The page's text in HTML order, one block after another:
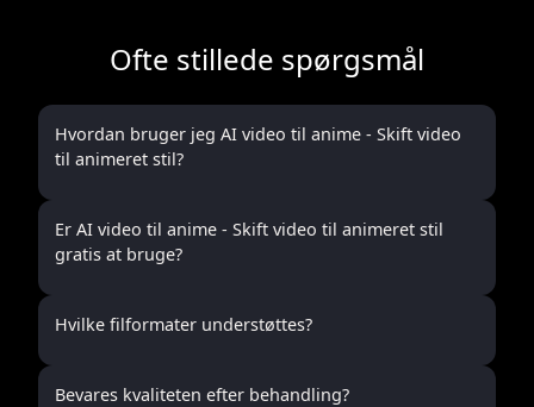
Ofte stillede spørgsmål
Hvordan bruger jeg AI video til anime - Skift video
til animeret stil?
Er AI video til anime - Skift video til animeret stil
gratis at bruge?
Hvilke filformater understøttes?
Bevares kvaliteten efter behandling?